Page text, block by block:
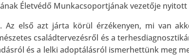
Életvédő Munkacsoportjának vezetője
első azt járta körül érzékenyen, mi van
családtervezésről és a
és a lelki adoptálásról ismerhettünk meg